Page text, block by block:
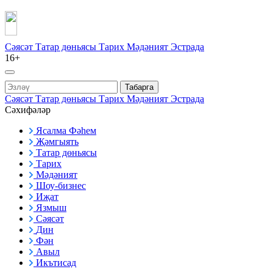
Сәясәт Татар дөньясы Тарих Мәдәният Эстрада
16+
Табарга
Сәясәт Татар дөньясы Тарих Мәдәният Эстрада
Сәхифәләр
Ясалма Фәһем
Җәмгыять
Татар дөньясы
Тарих
Мәдәният
Шоу-бизнес
Иҗат
Язмыш
Сәясәт
Дин
Фән
Авыл
Икътисад